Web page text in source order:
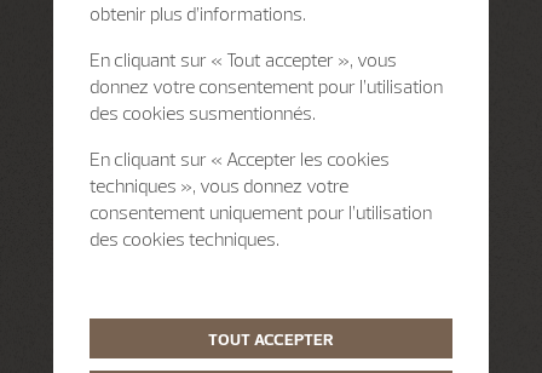
obtenir plus d’informations.
En cliquant sur « Tout accepter », vous
donnez votre consentement pour l’utilisation
des cookies susmentionnés.
En cliquant sur « Accepter les cookies
techniques », vous donnez votre
consentement uniquement pour l’utilisation
des cookies techniques.
TOUT ACCEPTER